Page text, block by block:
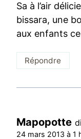
Sa à l’air
bissara, une
aux enfants ce
Répondre
Mapopotte
24 mars 2013 à 1